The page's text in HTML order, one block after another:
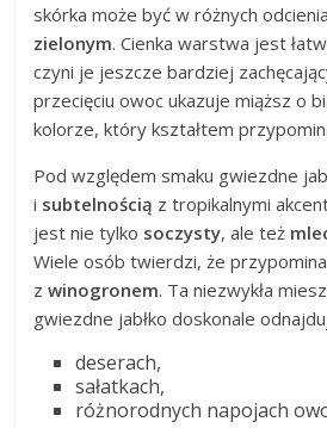
skórka może być w różnych
zielonym. Cienka warstwa jest
czyni je jeszcze bardziej
przecięciu owoc ukazuje miąższ o
kolorze, który kształtem
Pod względem smaku gwiezdne
i subtelnością z tropikalnymi
jest nie tylko soczysty, ale też
Wiele osób twierdzi, że przypomina
zwinogronem. Ta niezwykła
gwiezdne jabłko doskonale
deserach,
sałatkach,
różnorodnych napojach